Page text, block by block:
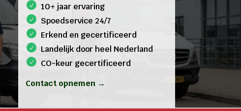
10+ jaar ervaring
Spoedservice 24/7
Erkend en gecertificeerd
Landelijk door heel Nederland
CO-keur gecertificeerd
Contact opnemen →